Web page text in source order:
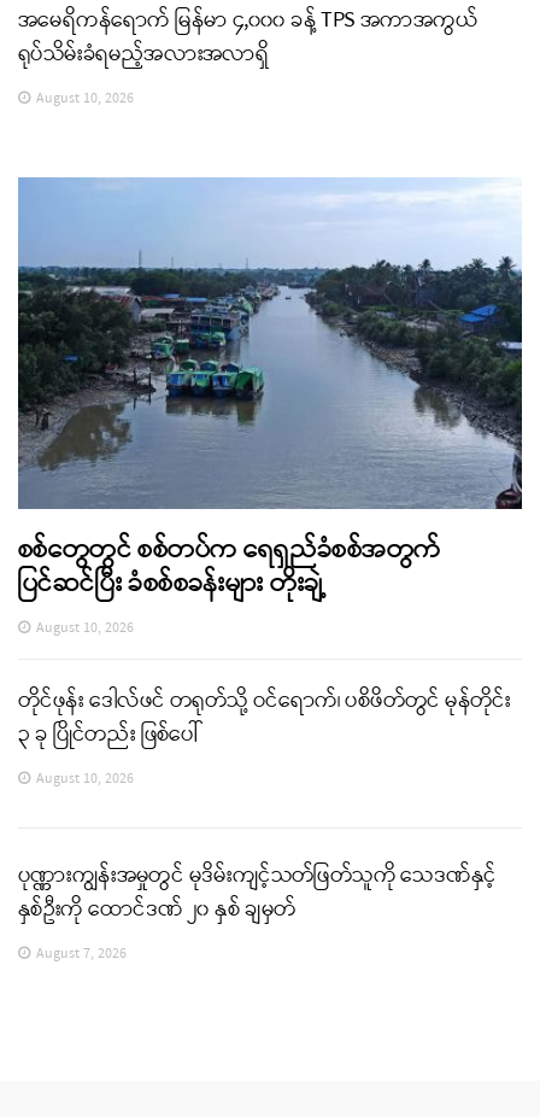
အမေရိကန်ရောက် မြန်မာ ၄,၀၀၀ ခန့် TPS အကာအကွယ်
ရုပ်သိမ်းခံရမည့်အလားအလာရှိ
August 10, 2026
စစ်တွေတွင် စစ်တပ်က ရေရှည်ခံစစ်အတွက်
ပြင်ဆင်ပြီး ခံစစ်စခန်းများ တိုးချဲ့
August 10, 2026
တိုင်ဖုန်း ဒေါလ်ဖင် တရုတ်သို့ ဝင်ရောက်၊ ပစိဖိတ်တွင် မုန်တိုင်း
၃ ခု ပြိုင်တည်း ဖြစ်ပေါ်
August 10, 2026
ပုဏ္ဏားကျွန်းအမှုတွင် မုဒိမ်းကျင့်သတ်ဖြတ်သူကို သေဒဏ်နှင့်
နှစ်ဦးကို ထောင်ဒဏ် ၂၀ နှစ် ချမှတ်
August 7, 2026